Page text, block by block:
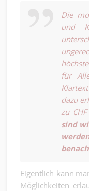
Die
und
für
dazu
zu
sind
Eigentlich kann
Möglichkeiten